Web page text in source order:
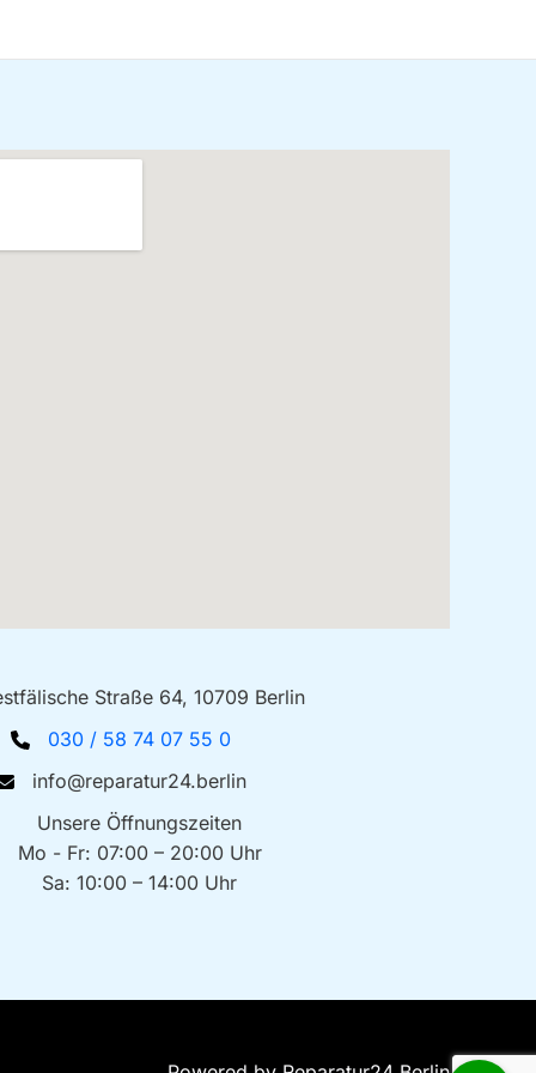
Straße 64, 10709 Berlin
030 / 58 74 07 55 0
info@reparatur24.berlin
Unsere Öffnungszeiten
Mo - Fr: 07:00 – 20:00 Uhr
Sa: 10:00 – 14:00 Uhr